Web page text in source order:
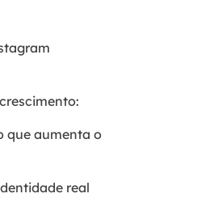
que aumenta o
real